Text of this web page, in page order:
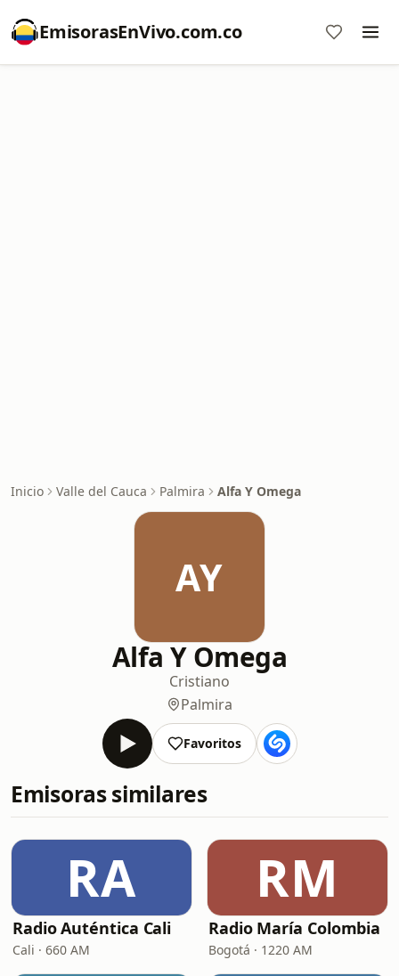
EmisorasEnVivo.com.co
Inicio Valle del Cauca Palmira Alfa Y Omega
AY
Alfa Y Omega
Cristiano
Palmira
Favoritos
Emisoras similares
RA
Radio Auténtica Cali
Cali · 660 AM
RM
Radio María Colombia
Bogotá · 1220 AM